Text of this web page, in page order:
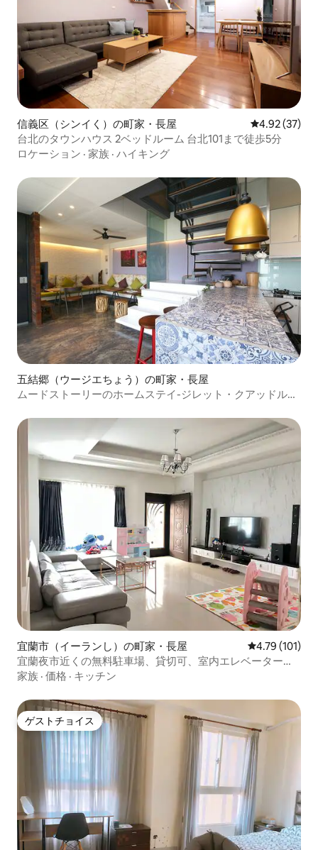
信義区（シンイく）の町家・長屋 レビュー37
4.92 (37)
台北のタウンハウス 2ベッドルーム 台北101まで徒歩5分
ロケーション · 家族 · ハイキング
五結郷（ウージエちょう）の町家・長屋
ムードストーリーのホームステイ-ジレット・クアッドルー
宜蘭市（イーランし）の町家・長屋 レビュー101
4.79 (101)
宜蘭夜市近くの無料駐車場、貸切可、室内エレベーター、
8〜12人用の客室、高速道路車を室内に置くことができま
家族 · 価格 · キッチン
ゲストチョイス
ゲストチョイス